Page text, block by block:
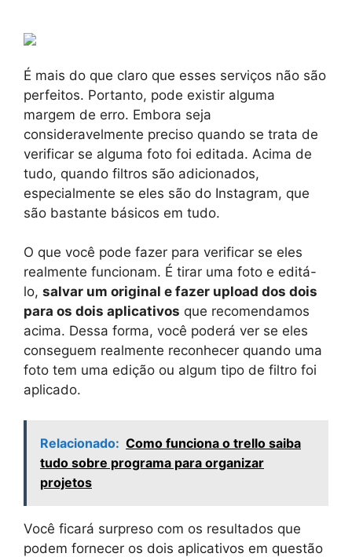
É mais do que claro que esses serviços não são
perfeitos. Portanto, pode existir alguma
margem de erro. Embora seja
consideravelmente preciso quando se trata de
verificar se alguma foto foi editada. Acima de
tudo, quando filtros são adicionados,
especialmente se eles são do Instagram, que
são bastante básicos em tudo.
O que você pode fazer para verificar se eles
realmente funcionam. É tirar uma foto e editá-
lo, salvar um original e fazer upload dos dois
para os dois aplicativos que recomendamos
acima. Dessa forma, você poderá ver se eles
conseguem realmente reconhecer quando uma
foto tem uma edição ou algum tipo de filtro foi
aplicado.
Relacionado: Como funciona o trello saiba
tudo sobre programa para organizar
projetos
Você ficará surpreso com os resultados que
podem fornecer os dois aplicativos em questão